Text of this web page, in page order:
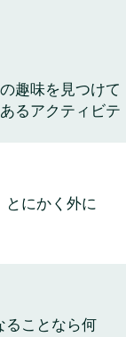
趣味を見つけて
るアクティビテ
とにかく外に
ることなら何